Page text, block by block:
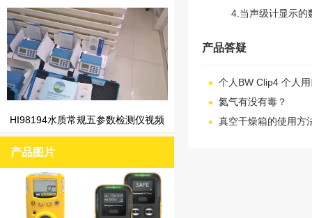
HI98194水质常规五参数检测仪视频
产品图片
4.当声级计显示的数
产品答疑
个人BW Clip4 个人
氦气有没有毒？
真空干燥箱的使用方